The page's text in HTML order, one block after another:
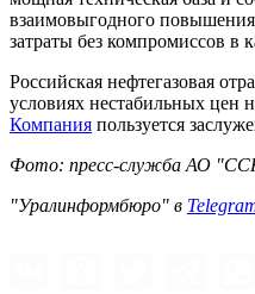
взаимовыгодного повышения
затраты без компромиссов в
Российская нефтегазовая
условиях нестабильных цен
Компания пользуется
Фото: пресс-служба АО
"Уралинформбюро" в